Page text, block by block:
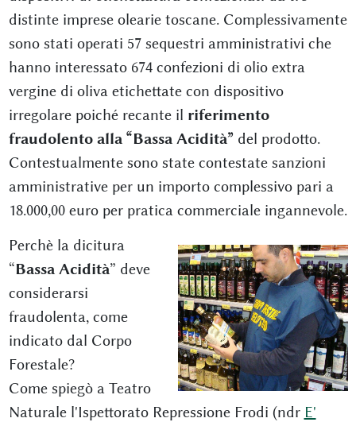
distinte imprese olearie toscane. Complessivamente
sono stati operati 57 sequestri amministrativi che
hanno interessato 674 confezioni di olio extra
vergine di oliva etichettate con dispositivo
irregolare poiché recante il riferimento
fraudolento alla “Bassa Acidità”del prodotto.
Contestualmente sono state contestate sanzioni
amministrative per un importo complessivo pari a
18.000,00 euro per pratica commerciale ingannevole.
Perchè la dicitura
“Bassa Acidità” deve
considerarsi
fraudolenta, come
indicato dal Corpo
Forestale?
Come spiegò a Teatro
Naturale l'Ispettorato Repressione Frodi (ndr E'